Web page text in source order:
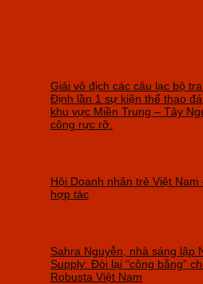
Giải vô địch các câu lạc bộ
Định lần 1 sự kiện thể thao
khu vực Miền Trung – Tây
công rực rỡ.
Hội Doanh nhân trẻ Việt
hợp tác
Sahra Nguyễn, nhà sáng lập
Supply: Đòi lại “công bằng”
Robusta Việt Nam